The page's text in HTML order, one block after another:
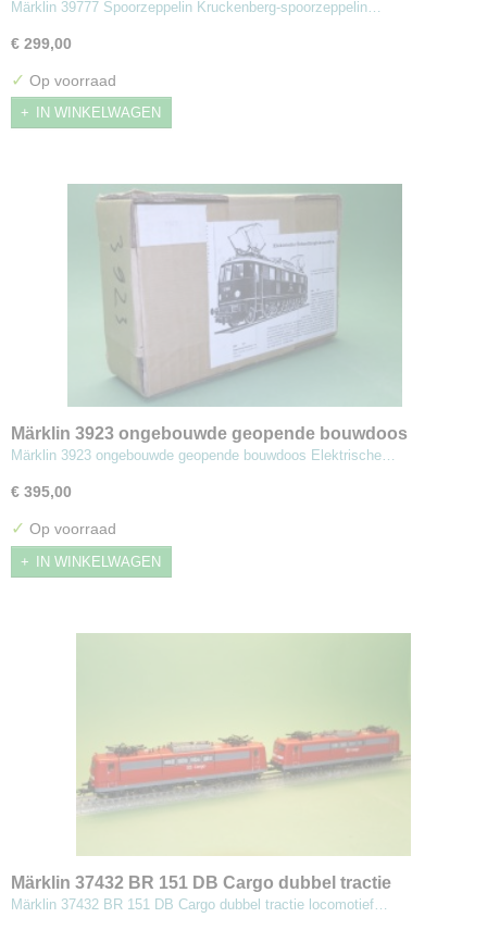
Märklin 39777 Spoorzeppelin Kruckenberg-spoorzeppelin…
€ 299,00
✓ Op voorraad
IN WINKELWAGEN
Märklin 3923 ongebouwde geopende bouwdoos
Elektrische locomotief
Märklin 3923 ongebouwde geopende bouwdoos Elektrische…
€ 395,00
✓ Op voorraad
IN WINKELWAGEN
Märklin 37432 BR 151 DB Cargo dubbel tractie
locomotief
Märklin 37432 BR 151 DB Cargo dubbel tractie locomotief…